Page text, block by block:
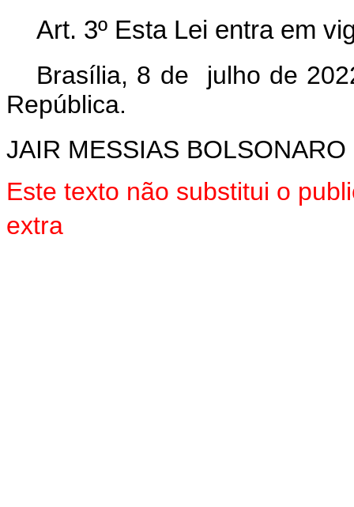
Art. 3º Esta Lei entra em
Brasília, 8 de julho de
República.
JAIR MESSIAS BOLSONARO
Este texto não substitui o
extra